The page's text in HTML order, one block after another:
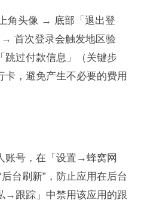
角头像 → 底部「退出登
首次登录会触发地区验
跳过付款信息」（关键步
，避免产生不必要的费用
账号，在「设置→蜂窝网
台刷新”，防止应用在后台
→跟踪」中禁用该应用的跟